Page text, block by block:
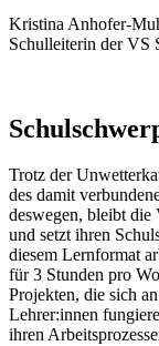
Kristina Anhofer-
Schulleiterin der VS
Trotz der
des damit
deswegen, bleibt die
und setzt ihren
diesem Lernformat
für 3 Stunden pro
Projekten, die sich
Lehrer:innen
ihren